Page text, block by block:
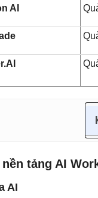
AI
nền tảng AI
AI